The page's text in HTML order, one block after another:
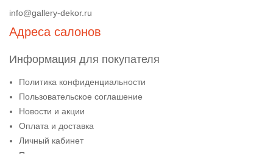
info@gallery-dekor.ru
Адреса салонов
Информация для покупателя
Политика конфиденциальности
Пользовательское соглашение
Новости и акции
Оплата и доставка
Личный кабинет